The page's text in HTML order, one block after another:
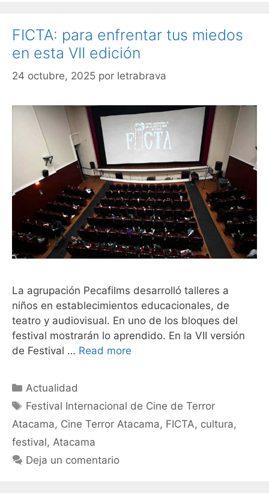
FICTA: para enfrentar tus miedos
en esta VII edición
24 octubre, 2025 por letrabrava
La agrupación Pecafilms desarrolló talleres a
niños en establecimientos educacionales, de
teatro y audiovisual. En uno de los bloques del
festival mostrarán lo aprendido. En la VII versión
de Festival … Read more
Actualidad
Festival Internacional de Cine de Terror
Atacama, Cine Terror Atacama, FICTA, cultura,
festival, Atacama
Deja un comentario